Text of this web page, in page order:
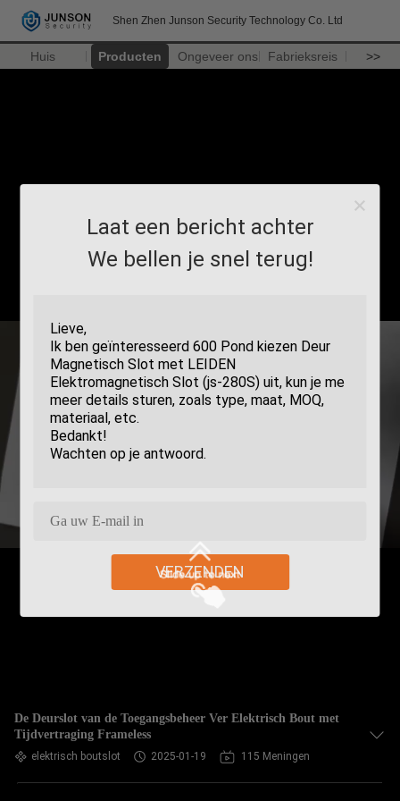
Shen Zhen Junson Security Technology Co. Ltd
Huis Producten Ongeveer ons Fabrieksreis >>
Laat een bericht achter
We bellen je snel terug!
VERZENDEN
De Deurslot van de Toegangsbeheer Ver Elektrisch Bout met
Tijdvertraging Frameless
elektrisch boutslot 2025-01-19 115 Meningen